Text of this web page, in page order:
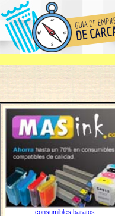
consumibles baratos